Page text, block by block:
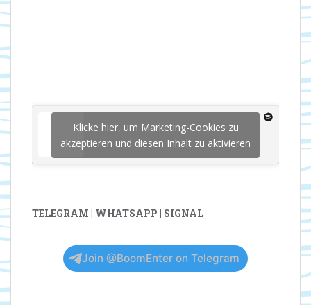
Klicke hier, um Marketing-Cookies zu
akzeptieren und diesen Inhalt zu aktivieren
TELEGRAM | WHATSAPP | SIGNAL
Join @BoomEnter on Telegram